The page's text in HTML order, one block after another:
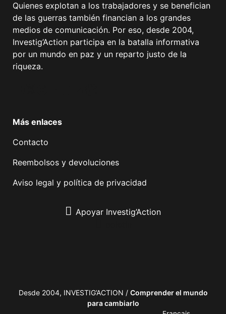
Quienes explotan a los trabajadores y se benefician
de las guerras también financian a los grandes
medios de comunicación. Por eso, desde 2004,
Investig’Action participa en la batalla informativa
por un mundo en paz y un reparto justo de la
riqueza.
Más enlaces
Contacto
Reembolsos y devoluciones
Aviso legal y política de privacidad
Apoyar Investig’Action
Desde 2004, INVESTIG’ACTION / Comprender el mundo
para cambiarlo